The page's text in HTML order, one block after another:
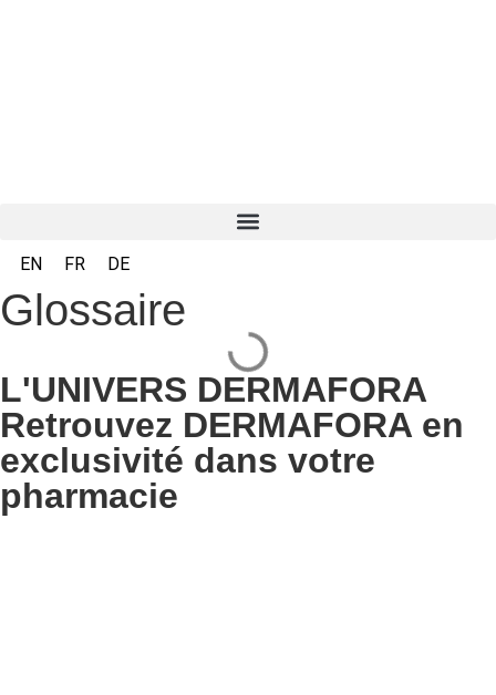
EN FR DE
Glossaire
L'UNIVERS DERMAFORA
Retrouvez DERMAFORA en
exclusivité dans votre
pharmacie